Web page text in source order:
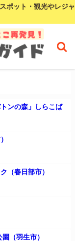
ポット・観光やレジャ
ンの森」しらこば
（春日部市）
（羽生市）